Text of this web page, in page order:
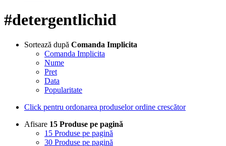
#detergentlichid
Sortează după Comanda Implicita
Comanda Implicita
Nume
Pret
Data
Popularitate
Click pentru ordonarea produselor ordine crescător
Afisare 15 Produse pe pagină
15 Produse pe pagină
30 Produse pe pagină